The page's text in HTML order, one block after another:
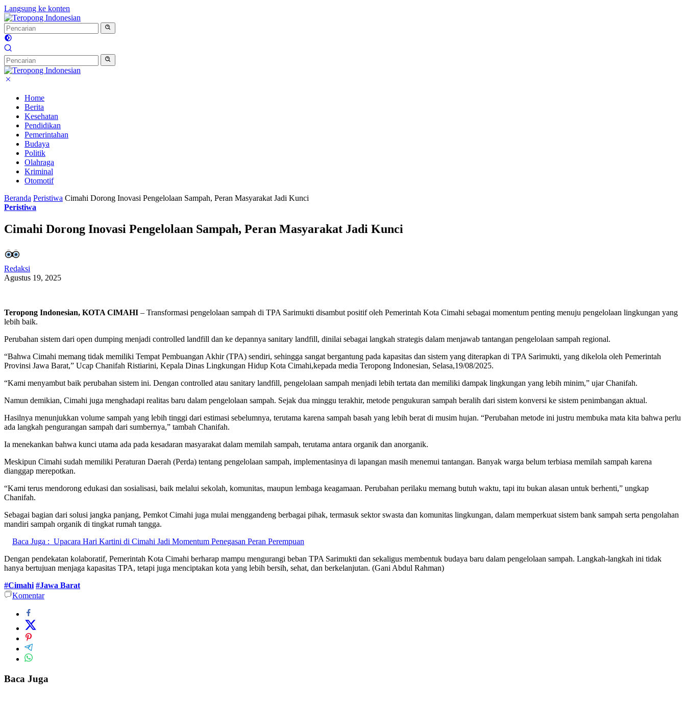
Langsung ke konten
Home
Berita
Kesehatan
Pendidikan
Pemerintahan
Budaya
Politik
Olahraga
Kriminal
Otomotif
Beranda Peristiwa Cimahi Dorong Inovasi Pengelolaan Sampah, Peran Masyarakat Jadi Kunci
Peristiwa
Cimahi Dorong Inovasi Pengelolaan Sampah, Peran Masyarakat Jadi Kunci
Redaksi
Agustus 19, 2025
Teropong Indonesian, KOTA ClMAHI – Transformasi pengelolaan sampah di TPA Sarimukti disambut positif oleh Pemerintah Kota Cimahi sebagai momentum penting menuju pengelolaan lingkungan yang
lebih baik.
Perubahan sistem dari open dumping menjadi controlled landfill dan ke depannya sanitary landfill, dinilai sebagai langkah strategis dalam menjawab tantangan pengelolaan sampah regional.
“Bahwa Cimahi memang tidak memiliki Tempat Pembuangan Akhir (TPA) sendiri, sehingga sangat bergantung pada kapasitas dan sistem yang diterapkan di TPA Sarimukti, yang dikelola oleh Pemerintah
Provinsi Jawa Barat,” Ucap Chanifah Ristiarini, Kepala Dinas Lingkungan Hidup Kota Cimahi,kepada media Teropong Indonesian, Selasa,19/08/2025.
“Kami menyambut baik perubahan sistem ini. Dengan controlled atau sanitary landfill, pengelolaan sampah menjadi lebih tertata dan memiliki dampak lingkungan yang lebih minim,” ujar Chanifah.
Namun demikian, Cimahi juga menghadapi realitas baru dalam pengelolaan sampah. Sejak dua minggu terakhir, metode pengukuran sampah beralih dari sistem konversi ke sistem penimbangan aktual.
Hasilnya menunjukkan volume sampah yang lebih tinggi dari estimasi sebelumnya, terutama karena sampah basah yang lebih berat di musim hujan. “Perubahan metode ini justru membuka mata kita bahwa perlu
ada langkah pengurangan sampah dari sumbernya,” tambah Chanifah.
Ia menekankan bahwa kunci utama ada pada kesadaran masyarakat dalam memilah sampah, terutama antara organik dan anorganik.
Meskipun Cimahi sudah memiliki Peraturan Daerah (Perda) tentang pengelolaan sampah, implementasinya di lapangan masih menemui tantangan. Banyak warga belum terbiasa memilah sampah karena
dianggap merepotkan.
“Kami terus mendorong edukasi dan sosialisasi, baik melalui sekolah, komunitas, maupun lembaga keagamaan. Perubahan perilaku memang butuh waktu, tapi itu bukan alasan untuk berhenti,” ungkap
Chanifah.
Sebagai bagian dari solusi jangka panjang, Pemkot Cimahi juga mulai menggandeng berbagai pihak, termasuk sektor swasta dan komunitas lingkungan, dalam memperkuat sistem bank sampah serta pengolahan
mandiri sampah organik di tingkat rumah tangga.
Baca Juga : Upacara Hari Kartini di Cimahi Jadi Momentum Penegasan Peran Perempuan
Dengan pendekatan kolaboratif, Pemerintah Kota Cimahi berharap mampu mengurangi beban TPA Sarimukti dan sekaligus membentuk budaya baru dalam pengelolaan sampah. Langkah-langkah ini tidak
hanya bertujuan menjaga kapasitas TPA, tetapi juga menciptakan kota yang lebih bersih, sehat, dan berkelanjutan. (Gani Abdul Rahman)
#Cimahi #Jawa Barat
Komentar
Baca Juga